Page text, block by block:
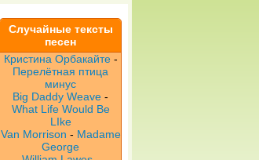
Случайные тексты
песен
Кристина Орбакайте-
Перелётная птица
минус
Big Daddy Weave -
What Life Would Be
LIke
Van Morrison - Madame
George